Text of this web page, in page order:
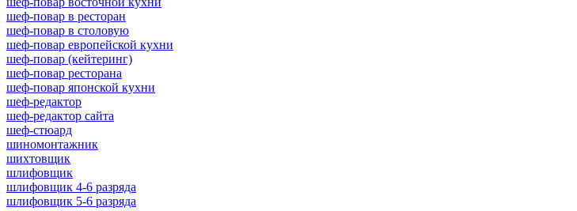
шеф-повар в ресторан
шеф-повар в столовую
шеф-повар европейской кухни
шеф-повар (кейтеринг)
шеф-повар ресторана
шеф-повар японской кухни
шеф-редактор
шеф-редактор сайта
шеф-стюард
шиномонтажник
шихтовщик
шлифовщик
шлифовщик 4-6 разряда
шлифовщик 5-6 разряда